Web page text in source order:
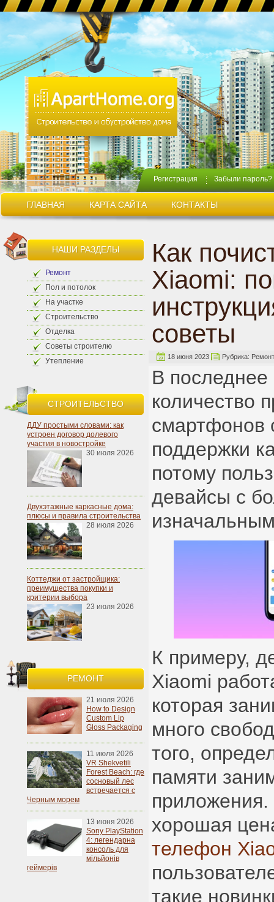
Регистрация Забыли пароль?
ГЛАВНАЯ КАРТА САЙТА КОНТАКТЫ
НАШИ РАЗДЕЛЫ
Ремонт
Пол и потолок
На участке
Строительство
Отделка
Советы строителю
Утепление
СТРОИТЕЛЬСТВО
ДДУ простыми словами: как
устроен договор долевого
участия в новостройке
30 июля 2026
Двухэтажные каркасные дома:
плюсы и правила строительства
28 июля 2026
Коттеджи от застройщика:
преимущества покупки и
критерии выбора
23 июля 2026
РЕМОНТ
21 июля 2026
How to Design
Custom Lip
Gloss Packaging
11 июля 2026
VR Shekvetili
Forest Beach: где
сосновый лес
встречается с
Черным морем
13 июня 2026
Sony PlayStation
4: легендарна
консоль для
мільйонів
геймерів
Как
Xiaomi:
советы
18 июня 2023 Рубрика: Ремонт
В
количество
смартфонов
поддержки
потому
девайсы с
К примеру,
Xiaomi
которая
много
того,
памяти
хорошая
телефон
такие